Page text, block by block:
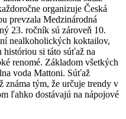
organizuje Česká
prevzala Medzinárodná
23. ročník sú zároveň 10.
nealkoholických koktailov,
si táto súťaž na
renomé. Základom všetkých
voda Mattoni. Súťaž
tým, že určuje trendy v
ľahko dostávajú na nápojové